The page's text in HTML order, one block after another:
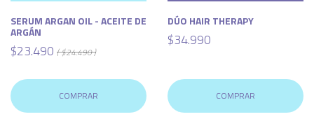
SERUM ARGAN OIL - ACEITE DE
ARGÁN
$23.490 ( $24.490 )
COMPRAR
DÚO HAIR THERAPY
$34.990
COMPRAR